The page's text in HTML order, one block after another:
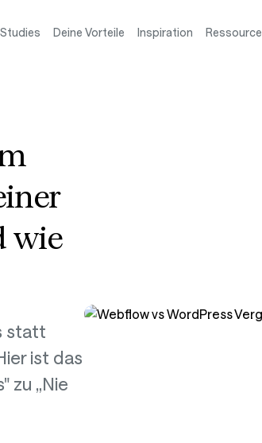
Deine Vorteile Inspiration
wie
statt
ist das
zu „Nie